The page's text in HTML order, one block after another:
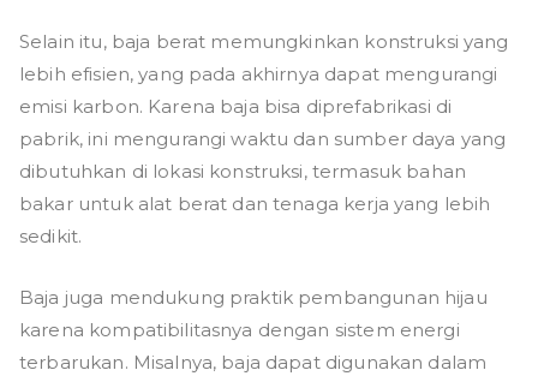
Selain itu, baja berat memungkinkan konstruksi yang
lebih efisien, yang pada akhirnya dapat mengurangi
emisi karbon. Karena baja bisa diprefabrikasi di
pabrik, ini mengurangi waktu dan sumber daya yang
dibutuhkan di lokasi konstruksi, termasuk bahan
bakar untuk alat berat dan tenaga kerja yang lebih
sedikit.
Baja juga mendukung praktik pembangunan hijau
karena kompatibilitasnya dengan sistem energi
terbarukan. Misalnya, baja dapat digunakan dalam